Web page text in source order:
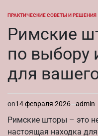
ОПУБЛИКОВАНО
ПРАКТИЧЕСКИЕ СОВЕТЫ И РЕШЕНИЯ
Римские
по выбору
для
on14 февраля 2026 admin
Римские шторы – это
настоящая находка для